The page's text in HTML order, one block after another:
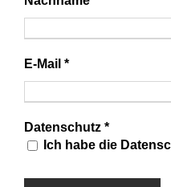
E-Mail *
Datenschutz *
Ich habe die